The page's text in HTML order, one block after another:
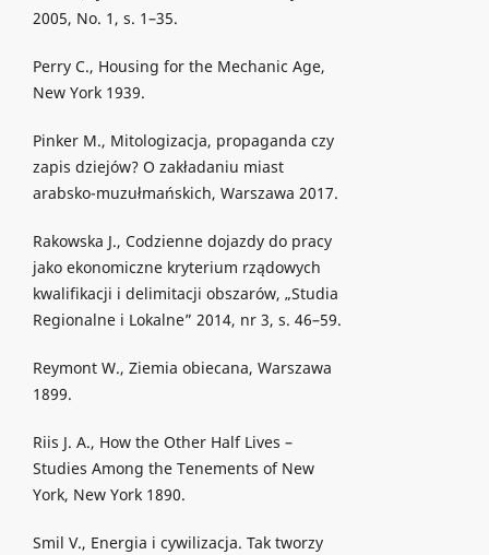
2005, No. 1, s. 1–35.
Perry C., Housing for the Mechanic Age,
New York 1939.
Pinker M., Mitologizacja, propaganda czy
zapis dziejów? O zakładaniu miast
arabsko-muzułmańskich, Warszawa 2017.
Rakowska J., Codzienne dojazdy do pracy
jako ekonomiczne kryterium rządowych
kwalifikacji i delimitacji obszarów, „Studia
Regionalne i Lokalne” 2014, nr 3, s. 46–59.
Reymont W., Ziemia obiecana, Warszawa
1899.
Riis J. A., How the Other Half Lives –
Studies Among the Tenements of New
York, New York 1890.
Smil V., Energia i cywilizacja. Tak tworzy